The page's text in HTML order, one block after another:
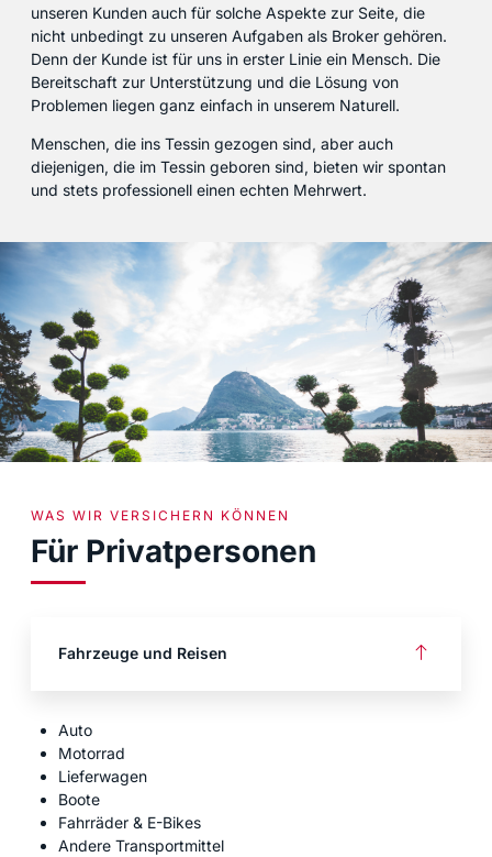
unseren Kunden auch für solche Aspekte zur Seite, die
nicht unbedingt zu unseren Aufgaben als Broker gehören.
Denn der Kunde ist für uns in erster Linie ein Mensch. Die
Bereitschaft zur Unterstützung und die Lösung von
Problemen liegen ganz einfach in unserem Naturell.
Menschen, die ins Tessin gezogen sind, aber auch
diejenigen, die im Tessin geboren sind, bieten wir spontan
und stets professionell einen echten Mehrwert.
WAS WIR VERSICHERN KÖNNEN
Für Privatpersonen
Fahrzeuge und Reisen
Auto
Motorrad
Lieferwagen
Boote
Fahrräder & E-Bikes
Andere Transportmittel